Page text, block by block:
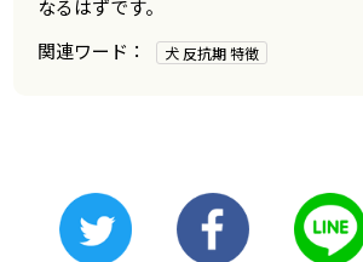
なるはずです。
犬 反抗期 特徴